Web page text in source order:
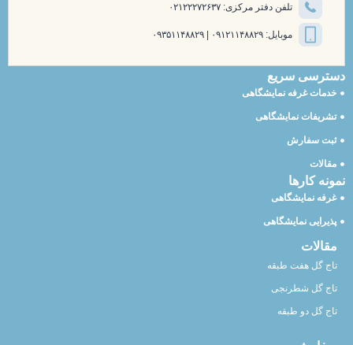
تلفن دفتر مرکزی: ۰۲۱۲۲۲۷۲۶۳۷
موبایل: ۰۹۱۲۱۱۴۸۸۲۹ | ۰۹۳۵۱۱۴۸۸۲۹
دسترسی سریع
خدمات غرفه نمایشگاهی
تشریفات نمایشگاهی
ثبت سفارش
مقالات
نمونه کارها
غرفه نمایشگاهی
پذیرایی نمایشگاهی
مقالات
تاج گل هفت طبقه
تاج گل شطرنجی
تاج گل دو طبقه